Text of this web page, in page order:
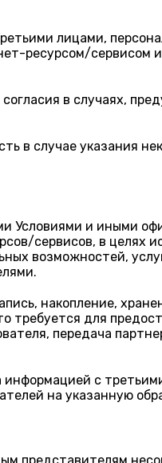
лицами,
ресурсом/сервисом
в случаях,
в случае указания
Условиями и иными
сервисов, в целях
возможностей,
накопление,
требуется для
передача
с
на указанную